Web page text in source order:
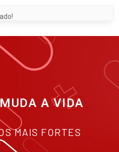
MUDA A VIDA
MAIS FORTES